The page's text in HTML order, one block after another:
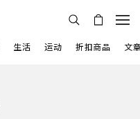
生活 运动 折扣商品 文